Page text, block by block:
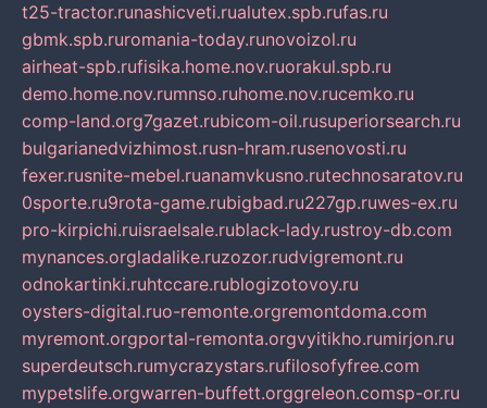
t25-tractor.runashicveti.rualutex.spb.rufas.ru
gbmk.spb.ruromania-today.runovoizol.ru
airheat-spb.rufisika.home.nov.ruorakul.spb.ru
demo.home.nov.rumnso.ruhome.nov.rucemko.ru
comp-land.org7gazet.rubicom-oil.rusuperiorsearch.ru
bulgarianedvizhimost.rusn-hram.rusenovosti.ru
fexer.rusnite-mebel.ruanamvkusno.rutechnosaratov.ru
0sporte.ru9rota-game.rubigbad.ru227gp.ruwes-ex.ru
pro-kirpichi.ruisraelsale.rublack-lady.rustroy-db.com
mynances.orgladalike.ruzozor.rudvigremont.ru
odnokartinki.ruhtccare.rublogizotovoy.ru
oysters-digital.ruo-remonte.orgremontdoma.com
myremont.orgportal-remonta.orgvyitikho.rumirjon.ru
superdeutsch.rumycrazystars.rufilosofyfree.com
mypetslife.orgwarren-buffett.orggreleon.comsp-or.ru